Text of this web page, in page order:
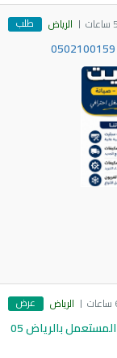
الرياض طلب
الرياض عرض
توصيل جمعيه خيريه تاخذ تستقبل الاثاث المستعمل بالرياض 05